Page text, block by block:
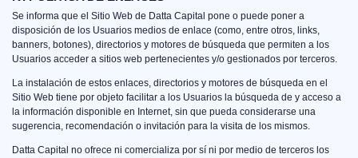
Se informa que el Sitio Web de Datta Capital pone o puede poner a
disposición de los Usuarios medios de enlace (como, entre otros, links,
banners, botones), directorios y motores de búsqueda que permiten a los
Usuarios acceder a sitios web pertenecientes y/o gestionados por terceros.
La instalación de estos enlaces, directorios y motores de búsqueda en el
Sitio Web tiene por objeto facilitar a los Usuarios la búsqueda de y acceso a
la información disponible en Internet, sin que pueda considerarse una
sugerencia, recomendación o invitación para la visita de los mismos.
Datta Capital no ofrece ni comercializa por sí ni por medio de terceros los